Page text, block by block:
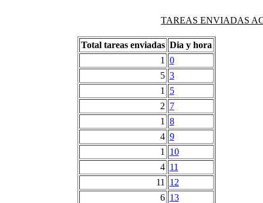
TAREAS ENVIADAS
Total tareas enviadas Dia y hora
1
0
5 3
1
5
2 7
1
8
4 9
1
10
4 11
11
12
6 13